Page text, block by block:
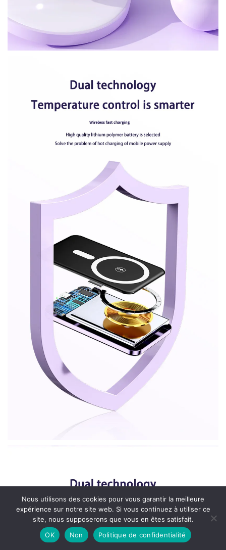
Nous utilisons des cookies pour vous garantir la meilleure
expérience sur notre site web. Si vous continuez à utiliser ce
site, nous supposerons que vous en êtes satisfait.
OK
Non Politique de confidentialité